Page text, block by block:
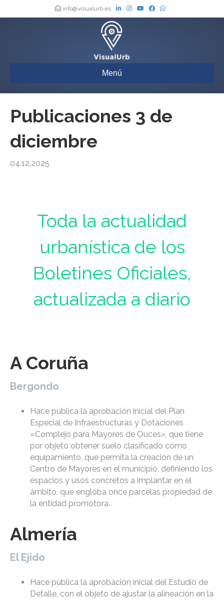
info@visualurb.es
Menú
Publicaciones 3 de
diciembre
04.12.2025
Toda la actualidad
urbanística de los
Boletines Oficiales,
actualizada a diario
A Coruña
Bergondo
Hace pública la aprobación inicial del Plan
Especial de Infraestructuras y Dotaciones
«Complejo para Mayores de Ouces», que tiene
por objeto obtener suelo clasificado como
equipamiento, que permita la creación de un
Centro de Mayores en el municipio, definiendo los
espacios y usos concretos a implantar en el
ámbito, que engloba once parcelas propiedad de
la entidad promotora.
Almería
El Ejido
Hace pública la aprobación inicial del Estudio de
Detalle, con el objeto de ajustar la alineación en la